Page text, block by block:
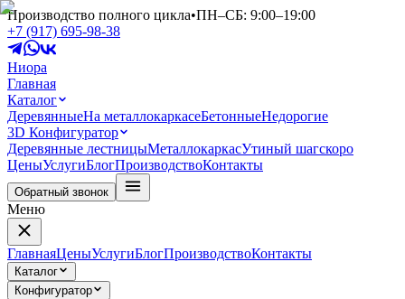
Производство полного цикла•ПН–СБ: 9:00–19:00
+7 (917) 695-98-38
Ниора
Главная
Каталог
ДеревянныеНа металлокаркасеБетонныеНедорогие
3D Конфигуратор
Деревянные лестницыМеталлокаркасУтиный шагскоро
ЦеныУслугиБлогПроизводствоКонтакты
Обратный звонок
Меню
ГлавнаяЦеныУслугиБлогПроизводствоКонтакты
Каталог
Конфигуратор